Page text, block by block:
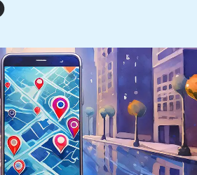
Ingresar
Solicita tu cotización